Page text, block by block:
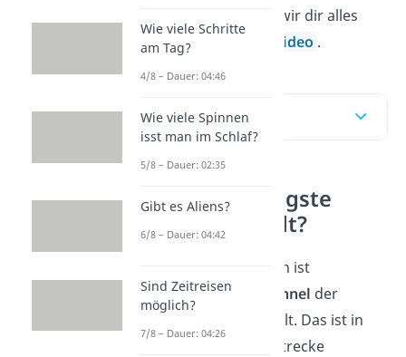
Top 10? Das verraten wir dir alles
hier und in unserem
Video .
Inhaltsübersicht
Was ist der längste
Tunnel der Welt?
Mit rund 57 Kilometern ist
derGotthard-Basistunnel der
längste Tunnel der Welt. Das ist in
etwa so lang wie die Strecke
Wie viele Schritte
am Tag?
4/8 – Dauer: 04:46
Wie viele Spinnen
isst man im Schlaf?
5/8 – Dauer: 02:35
Gibt es Aliens?
6/8 – Dauer: 04:42
Sind Zeitreisen
möglich?
7/8 – Dauer: 04:26